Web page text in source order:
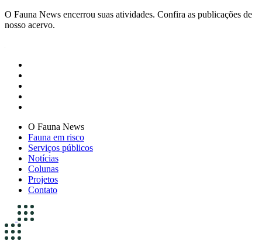
O Fauna News encerrou suas atividades. Confira as publicações de
nosso acervo.
O Fauna News
Fauna em risco
Serviços públicos
Notícias
Colunas
Projetos
Contato